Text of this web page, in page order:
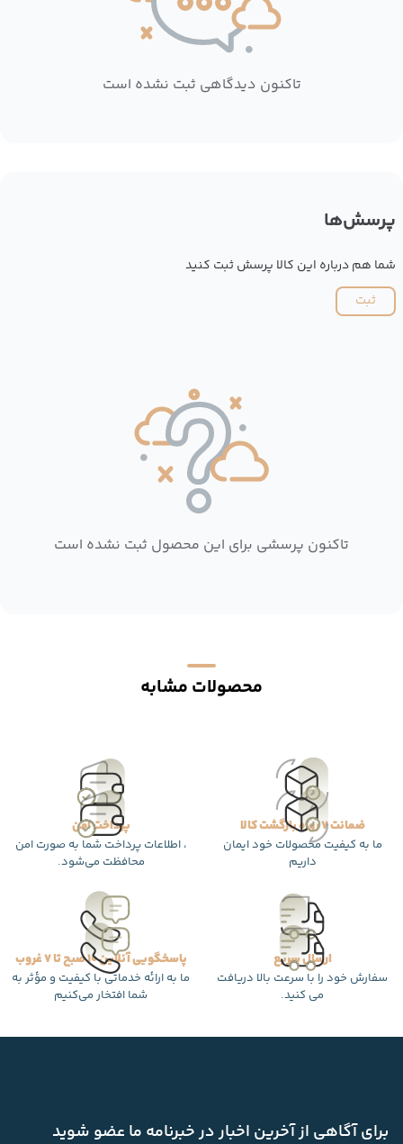
تاکنون دیدگاهی ثبت نشده است
پرسش‌ها
شما هم درباره این کالا پرسش ثبت کنید
ثبت
تاکنون پرسشی برای این محصول ثبت نشده است
محصولات مشابه
ضمانت 7 روزه بازگشت کالا
ما به کیفیت محصولات خود ایمان
داریم
پرداخت امن
، اطلاعات پرداخت شما به صورت امن
محافظت می‌شود.
ارسال سریع
سفارش خود را با سرعت بالا دریافت
می کنید.
پاسخگویی آنلاین 10 صبح تا 7 غروب
ما به ارائه خدماتی با کیفیت و مؤثر به
شما افتخار می‌کنیم
برای آگاهی از آخرین اخبار در خبرنامه ما عضو شوید